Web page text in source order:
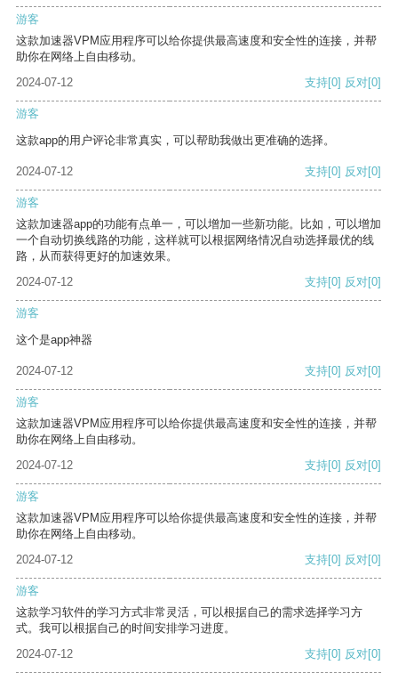
游客
这款加速器VPM应用程序可以给你提供最高速度和安全性的连接，并帮
助你在网络上自由移动。
2024-07-12
支持[0] 反对[0]
游客
这款app的用户评论非常真实，可以帮助我做出更准确的选择。
2024-07-12 支持[0] 反对[0]
游客
这款加速器app的功能有点单一，可以增加一些新功能。比如，可以增加
一个自动切换线路的功能，这样就可以根据网络情况自动选择最优的线
路，从而获得更好的加速效果。
2024-07-12
支持[0] 反对[0]
游客
这个是app神器
2024-07-12 支持[0] 反对[0]
游客
这款加速器VPM应用程序可以给你提供最高速度和安全性的连接，并帮
助你在网络上自由移动。
2024-07-12
支持[0] 反对[0]
游客
这款加速器VPM应用程序可以给你提供最高速度和安全性的连接，并帮
助你在网络上自由移动。
2024-07-12
支持[0] 反对[0]
游客
这款学习软件的学习方式非常灵活，可以根据自己的需求选择学习方
式。我可以根据自己的时间安排学习进度。
2024-07-12
支持[0] 反对[0]